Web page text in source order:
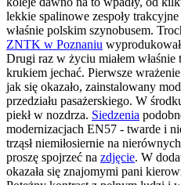
lekkie spalinowe zespoły
właśnie polskim szynobusem.
ZNTK w Poznaniu
Drugi raz w życiu miałem
krukiem jechać. Pierwsze
jak się okazało, zainstalowany
przedziału pasażerskiego. W
piekł w nozdrza. Siedzenia
modernizacjach EN57 - twarde i
trząsł niemiłosiernie na
proszę spojrzeć na zdjęcie. W
okazała się znajomymi pani